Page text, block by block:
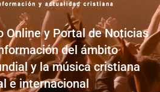
Online y Portal de Noticias
del ámbito
y la música cristiana
e internacional